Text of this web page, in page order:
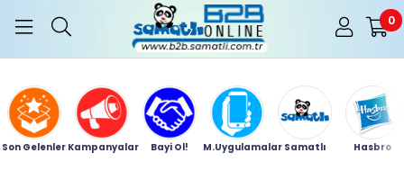
0
Son Gelenler Kampanyalar Bayi Ol! M.Uygulamalar Samatlı Hasbro